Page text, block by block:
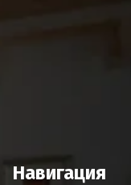
Навигация